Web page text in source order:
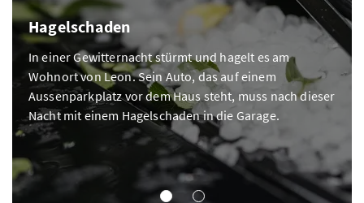
Hagelschaden
In einer Gewitternacht stürmt und hagelt es am
Wohnort von Leon. Sein Auto, das auf einem
Aussenparkplatz vor dem Haus steht, muss nach dieser
Nacht mit einem Hagelschaden in die Garage.
TEILKASKO